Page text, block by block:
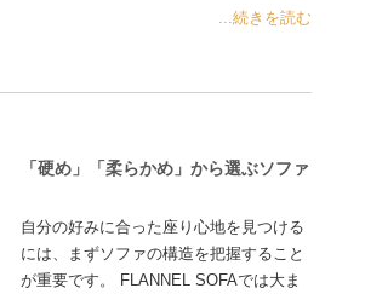
...続きを読む
「硬め」「柔らかめ」から選ぶソファ
自分の好みに合った座り心地を見つける
には、まずソファの構造を把握すること
が重要です。 FLANNEL SOFAでは大ま